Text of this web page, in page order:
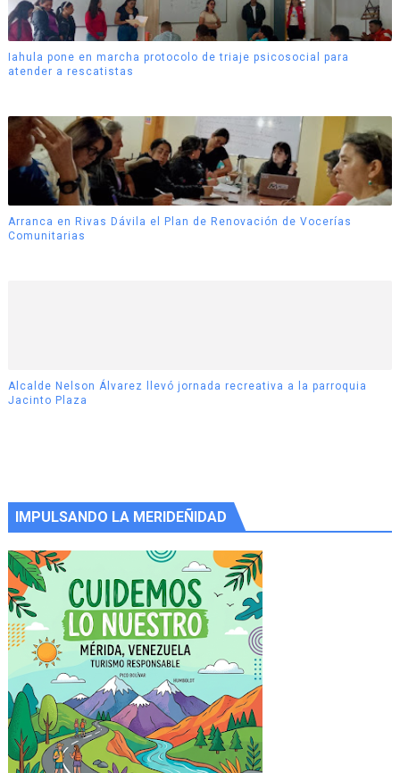
Iahula pone en marcha protocolo de triaje psicosocial para
atender a rescatistas
Arranca en Rivas Dávila el Plan de Renovación de Vocerías
Comunitarias
Alcalde Nelson Álvarez llevó jornada recreativa a la parroquia
Jacinto Plaza
IMPULSANDO LA MERIDEÑIDAD